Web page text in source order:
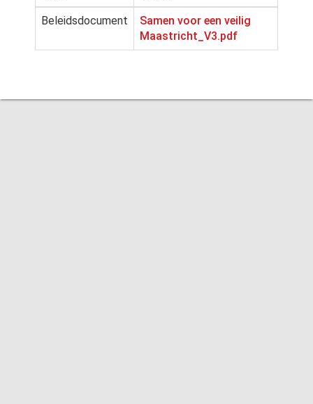
Beleidsdocument
Samen voor een veilig
Maastricht_V3.pdf